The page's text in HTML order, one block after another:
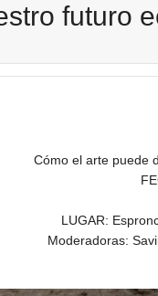
futuro
Cómo el arte puede
LUGAR:
Moderadoras: